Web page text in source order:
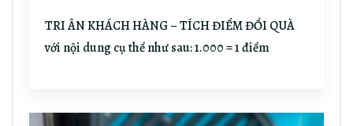
TRI ÂN KHÁCH HÀNG – TÍCH ĐIỂM ĐỔI QUÀ
với nội dung cụ thể như sau: 1.000 = 1 điểm